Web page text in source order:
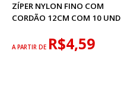
ZÍPER NYLON FINO COM
CORDÃO 12CM COM 10 UND
A PARTIR DE R$4,59